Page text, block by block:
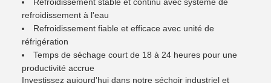
refroidissement à l'eau
Refroidissement fiable et efficace avec unité de
réfrigération
Temps de séchage court de 18 à 24 heures pour une
productivité accrue
Investissez aujourd'hui dans notre séchoir industriel et